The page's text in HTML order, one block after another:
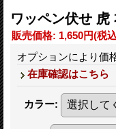
ワッペン伏せ 虎
販売価格: 1,650円(税
オプションにより価
在庫確認はこちら
カラー: